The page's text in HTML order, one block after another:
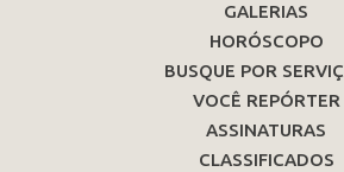
GALERIAS
HORÓSCOPO
BUSQUE POR
VOCÊ REPÓRTER
ASSINATURAS
CLASSIFICADOS